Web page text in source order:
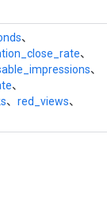
、
、
、
、
、 red_views、